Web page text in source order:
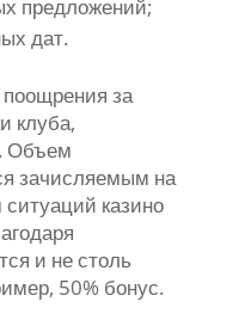
предложений;
дат.
за
клуба,
Объем
зачисляемым на
казино
и не столь
50% бонус.